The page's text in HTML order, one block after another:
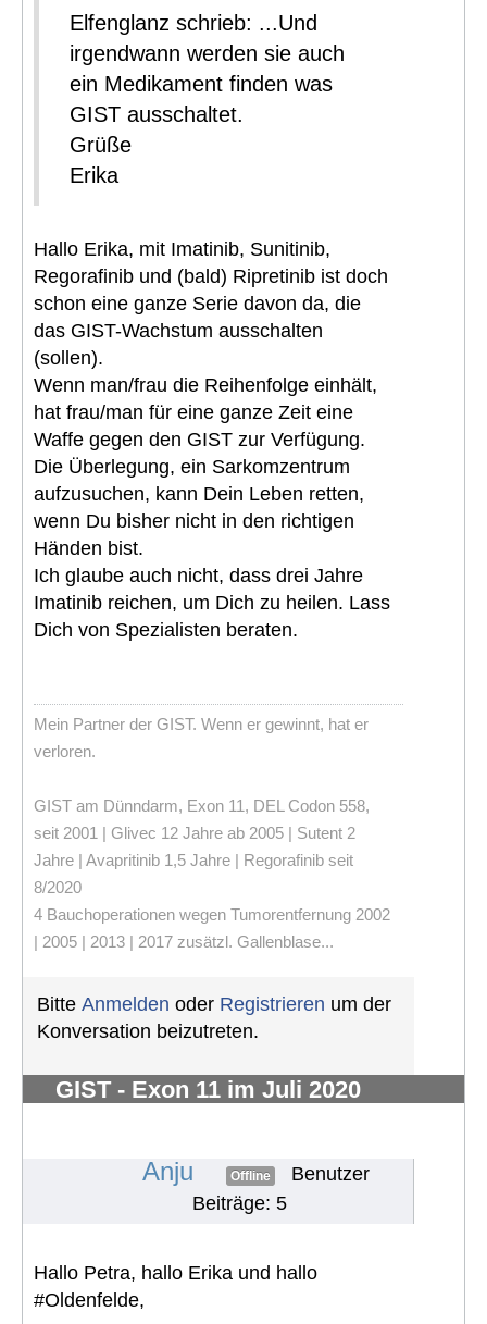
Elfenglanz schrieb: ...Und
irgendwann werden sie auch
ein Medikament finden was
GIST ausschaltet.
Grüße
Erika
Hallo Erika, mit Imatinib, Sunitinib,
Regorafinib und (bald) Ripretinib ist doch
schon eine ganze Serie davon da, die
das GIST-Wachstum ausschalten
(sollen).
Wenn man/frau die Reihenfolge einhält,
hat frau/man für eine ganze Zeit eine
Waffe gegen den GIST zur Verfügung.
Die Überlegung, ein Sarkomzentrum
aufzusuchen, kann Dein Leben retten,
wenn Du bisher nicht in den richtigen
Händen bist.
Ich glaube auch nicht, dass drei Jahre
Imatinib reichen, um Dich zu heilen. Lass
Dich von Spezialisten beraten.
Mein Partner der GIST. Wenn er gewinnt, hat er
verloren.
GIST am Dünndarm, Exon 11, DEL Codon 558,
seit 2001 | Glivec 12 Jahre ab 2005 | Sutent 2
Jahre | Avapritinib 1,5 Jahre | Regorafinib seit
8/2020
4 Bauchoperationen wegen Tumorentfernung 2002
| 2005 | 2013 | 2017 zusätzl. Gallenblase...
Bitte Anmelden oder Registrieren um der
Konversation beizutreten.
GIST - Exon 11 im Juli 2020
Anju Offline
Benutzer
Beiträge: 5
Hallo Petra, hallo Erika und hallo
#Oldenfelde,